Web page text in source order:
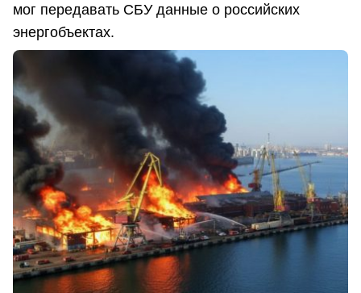
мог передавать СБУ данные о российских
энергобъектах.